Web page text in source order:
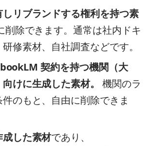
リブランドする権利を持つ素
削除できます。通常は社内ドキ
修素材、自社調査などです。
契約を持つ機関（大
けに生成した素材。
機関のラ
のもと、自由に削除できま
した素材であり、